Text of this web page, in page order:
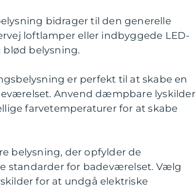
bidrager til den generelle
loftlamper eller indbyggede LED-
belysning.
er perfekt til at skabe en
Anvend dæmpbare lyskilder
farvetemperaturer for at skabe
belysning, der opfylder de
standarder for badeværelset. Vælg
for at undgå elektriske